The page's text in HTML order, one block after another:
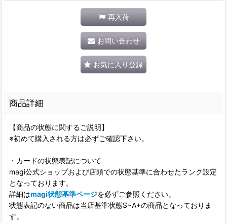
再入荷
お問い合わせ
お気に入り登録
商品詳細
【商品の状態に関するご説明】
※初めて購入される方は必ずご確認下さい。
・カードの状態表記について
magi公式ショップおよび店頭での状態基準に合わせたランク設定
となっております。
詳細はmagi状態基準ページを必ずご参照ください。
状態表記のない商品は当店基準状態S~A+の商品となっておりま
す。